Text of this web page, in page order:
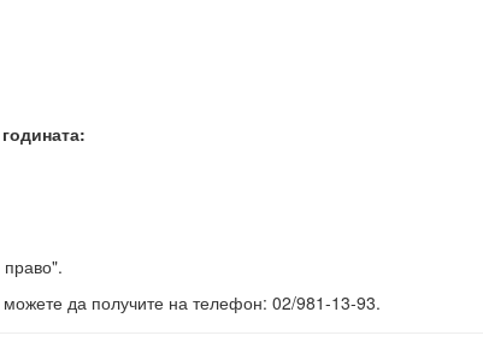
да получите на телефон: 02/981-13-93.